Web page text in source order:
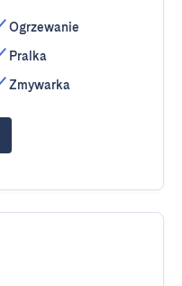
Ogrzewanie
Pralka
Zmywarka